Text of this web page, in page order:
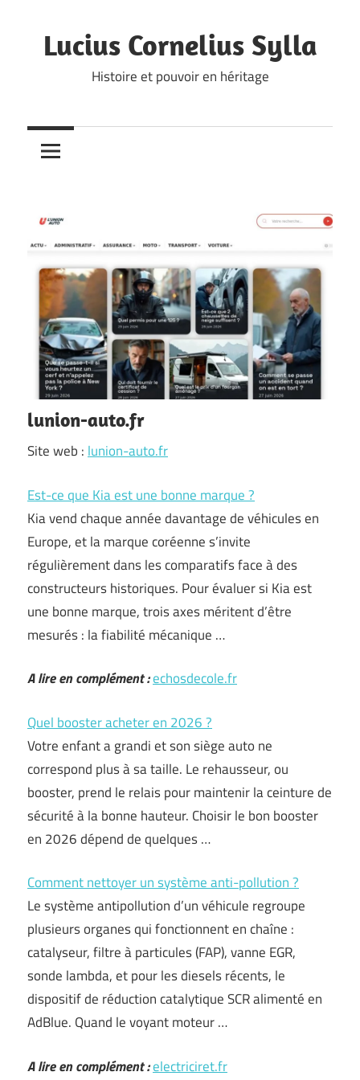
content
Lucius Cornelius Sylla
Histoire et pouvoir en héritage
lunion-auto.fr
Site web : lunion-auto.fr
Est-ce que Kia est une bonne marque ?
Kia vend chaque année davantage de véhicules en
Europe, et la marque coréenne s’invite
régulièrement dans les comparatifs face à des
constructeurs historiques. Pour évaluer si Kia est
une bonne marque, trois axes méritent d’être
mesurés : la fiabilité mécanique …
A lire en complément :echosdecole.fr
Quel booster acheter en 2026 ?
Votre enfant a grandi et son siège auto ne
correspond plus à sa taille. Le rehausseur, ou
booster, prend le relais pour maintenir la ceinture de
sécurité à la bonne hauteur. Choisir le bon booster
en 2026 dépend de quelques …
Comment nettoyer un système anti-pollution ?
Le système antipollution d’un véhicule regroupe
plusieurs organes qui fonctionnent en chaîne :
catalyseur, filtre à particules (FAP), vanne EGR,
sonde lambda, et pour les diesels récents, le
dispositif de réduction catalytique SCR alimenté en
AdBlue. Quand le voyant moteur …
A lire en complément :electriciret.fr